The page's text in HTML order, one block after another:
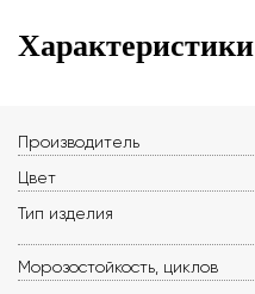
Характеристики
Производитель
Цвет
Тип изделия
Морозостойкость, циклов